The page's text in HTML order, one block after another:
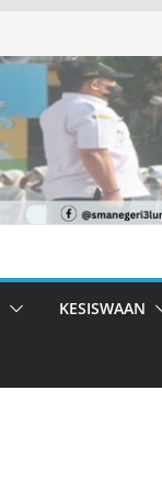
KESISWAAN